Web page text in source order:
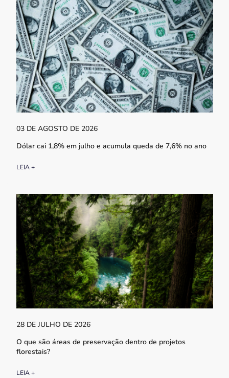
03 DE AGOSTO DE 2026
Dólar cai 1,8% em julho e acumula queda de 7,6% no ano
LEIA +
28 DE JULHO DE 2026
O que são áreas de preservação dentro de projetos
florestais?
LEIA +